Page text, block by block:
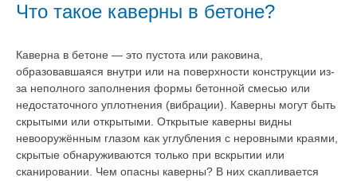
Что такое каверны в бетоне?
Каверна в бетоне — это пустота или раковина,
образовавшаяся внутри или на поверхности конструкции из-
за неполного заполнения формы бетонной смесью или
недостаточного уплотнения (вибрации). Каверны могут быть
скрытыми или открытыми. Открытые каверны видны
невооружённым глазом как углубления с неровными краями,
скрытые обнаруживаются только при вскрытии или
сканировании. Чем опасны каверны? В них скапливается